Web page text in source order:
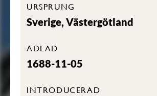
URSPRUNG
Sverige, Västergötland
ADLAD
1688-11-05
INTRODUCERAD